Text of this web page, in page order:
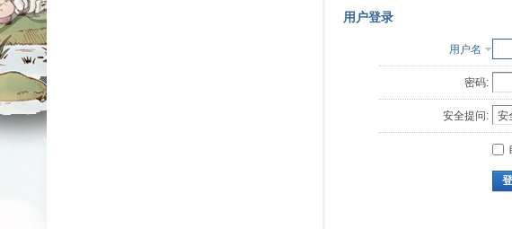
用户登录
用户名
密码:
安全提问: